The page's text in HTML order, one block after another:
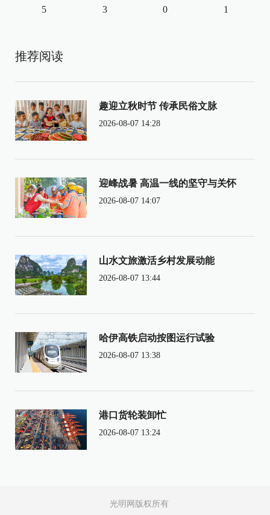
5 3 0 1
推荐阅读
趣迎立秋时节 传承民俗文脉
2026-08-07 14:28
迎峰战暑 高温一线的坚守与关怀
2026-08-07 14:07
山水文旅激活乡村发展动能
2026-08-07 13:44
哈伊高铁启动按图运行试验
2026-08-07 13:38
港口货轮装卸忙
2026-08-07 13:24
光明网版权所有